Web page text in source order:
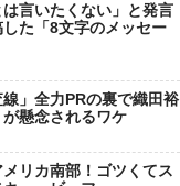
言いたくない」と発言
た「8文字のメッセー
」全力PRの裏で織田裕
懸念されるワケ
メリカ南部！ゴツくてス